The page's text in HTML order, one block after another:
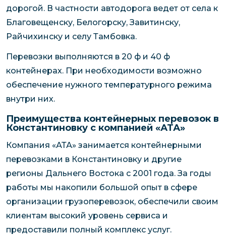
дорогой. В частности автодорога ведет от села к
Благовещенску, Белогорску, Завитинску,
Райчихинску и селу Тамбовка.
Перевозки выполняются в 20 ф и 40 ф
контейнерах. При необходимости возможно
обеспечение нужного температурного режима
внутри них.
Преимущества контейнерных перевозок в
Константиновку с компанией «АТА»
Компания «АТА» занимается контейнерными
перевозками в Константиновку и другие
регионы Дальнего Востока с 2001 года. За годы
работы мы накопили большой опыт в сфере
организации грузоперевозок, обеспечили своим
клиентам высокий уровень сервиса и
предоставили полный комплекс услуг.